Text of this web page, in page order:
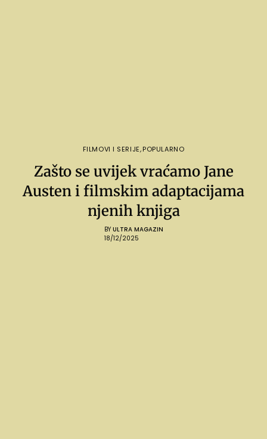
FILMOVI I SERIJE,POPULARNO
Zašto se uvijek vraćamo Jane
Austen i filmskim adaptacijama
njenih knjiga
BY ULTRA MAGAZIN
18/12/2025